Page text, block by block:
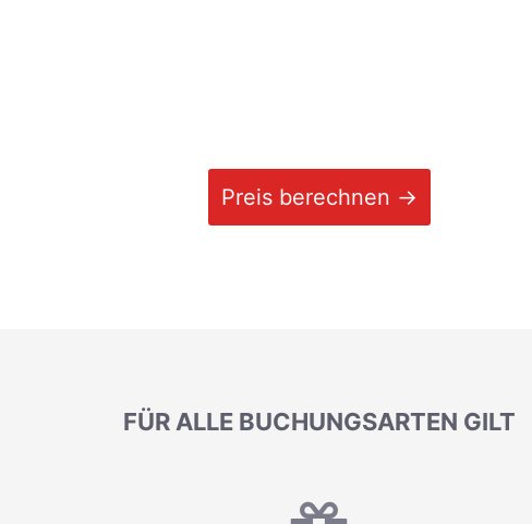
Preis berechnen →
FÜR ALLE BUCHUNGSARTEN GILT